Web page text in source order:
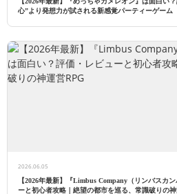
心”より発想力が試される新感覚パーティーゲーム
2026.06.05
【2026年最新】『Limbus Company（リンバスカ
ーと初心者攻略｜絶望の都市を巡る、常識破りの